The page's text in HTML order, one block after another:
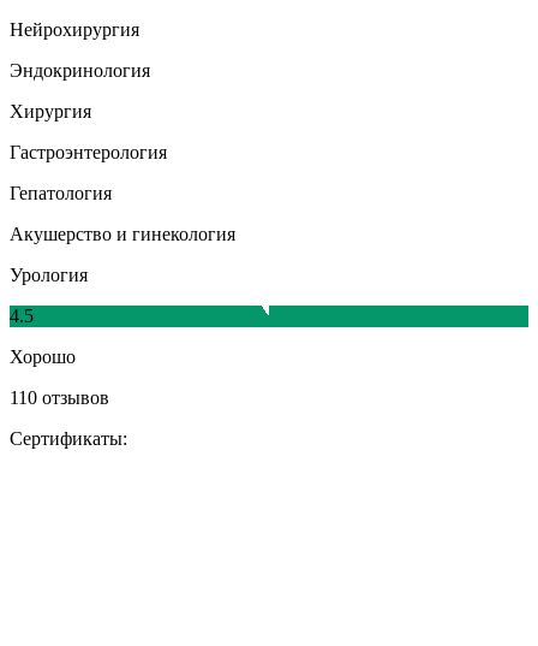
Нейрохирургия
Эндокринология
Хирургия
Гастроэнтерология
Гепатология
Акушерство и гинекология
Урология
4.5
Хорошо
110 отзывов
Сертификаты: